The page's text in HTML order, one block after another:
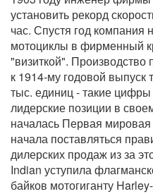
установить рекорд
час. Спустя год компания
мотоциклы в фирменный
"визиткой".
к 1914-му годовой
тыс. единиц - такие
лидерские позиции в
началась Первая
начала поставляться
дилерских продаж из за
Indian уступила
байков мотогиганту